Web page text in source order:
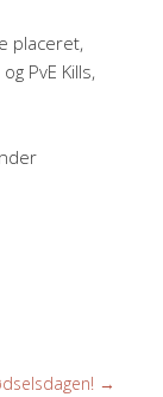
placeret,
PvE Kills,
→